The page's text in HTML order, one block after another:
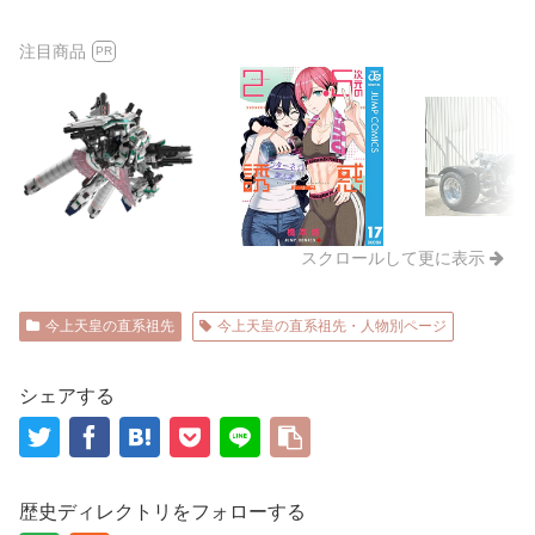
注目商品 PR
スクロールして更に表示
今上天皇の直系祖先 今上天皇の直系祖先・人物別ページ
シェアする
歴史ディレクトリをフォローする